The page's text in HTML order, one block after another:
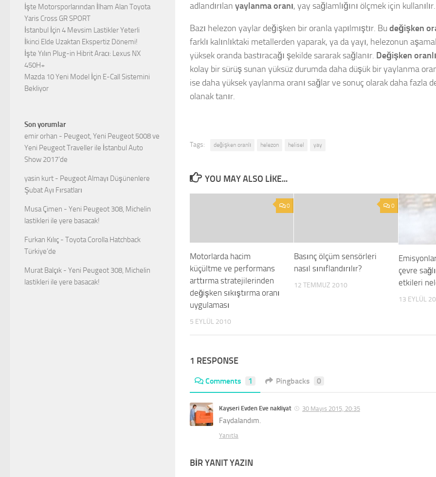
adlandırılan yaylanma oranı, yay sağlamlığını ölçmek için kullanılır.
Bazı helezon yaylar değişken bir oranla yapılmıştır. Bu değişken
farklı kalınlıktaki metallerden yaparak, ya da yayı, helezonun
yüksek oranda bastıracağı şekilde sararak sağlanır. Değişken
kolay bir sürüş sunan yüksüz durumda daha düşük bir yaylanma
ise daha yüksek yaylanma oranı sağlar ve sonuç olarak daha fazla
olanak tanır.
Tags: değişken oranlı helezon helisel yay
YOU MAY ALSO LIKE...
0
Motorlarda hacim
küçültme ve performans
arttırma stratejilerinden
değişken sıkıştırma oranı
uygulaması
5 EYLÜL 2010
0
Basınç ölçüm sensörleri
nasıl sınıflandırılır?
12 TEMMUZ 2010
çevre
etkileri
13 EYLÜL
1 RESPONSE
Comments 1 Pingbacks 0
Kayseri Evden Eve nakliyat 30 Mayıs 2015, 20:35
Faydalandım.
Yanıtla
BIR YANIT YAZIN
İşte Motorsporlarından İlham Alan Toyota
Yaris Cross GR SPORT
İstanbul İçin 4 Mevsim Lastikler Yeterli
İkinci Elde Uzaktan Ekspertiz Dönemi!
İşte Yılın Plug-in Hibrit Aracı: Lexus NX
450H+
Mazda 10 Yeni Model İçin E-Call Sistemini
Bekliyor
Son yorumlar
emir orhan - Peugeot, Yeni Peugeot 5008 ve
Yeni Peugeot Traveller ile İstanbul Auto
Show 2017’de
yasin kurt - Peugeot Almayı Düşünenlere
Şubat Ayı Fırsatları
Musa Çimen - Yeni Peugeot 308, Michelin
lastikleri ile yere basacak!
Furkan Kılıç - Toyota Corolla Hatchback
Türkiye’de
Murat Balçık - Yeni Peugeot 308, Michelin
lastikleri ile yere basacak!